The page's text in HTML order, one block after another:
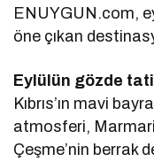
ENUYGUN.com,
öne çıkan
Eylülün gözde
Kıbrıs’ın mavi
atmosferi,
Çeşme’nin berrak